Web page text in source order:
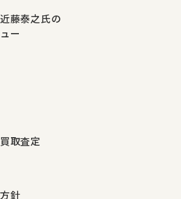
藤泰之氏の
ー
取査定
針